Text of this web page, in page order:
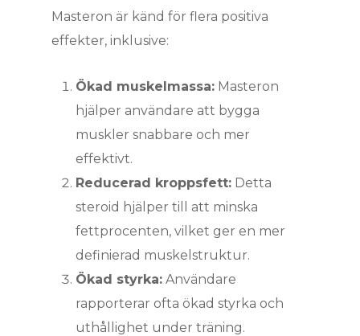
Masteron är känd för flera positiva
effekter, inklusive:
Ökad muskelmassa: Masteron
hjälper användare att bygga
muskler snabbare och mer
effektivt.
Reducerad kroppsfett: Detta
steroid hjälper till att minska
fettprocenten, vilket ger en mer
definierad muskelstruktur.
Ökad styrka: Användare
rapporterar ofta ökad styrka och
uthållighet under träning.